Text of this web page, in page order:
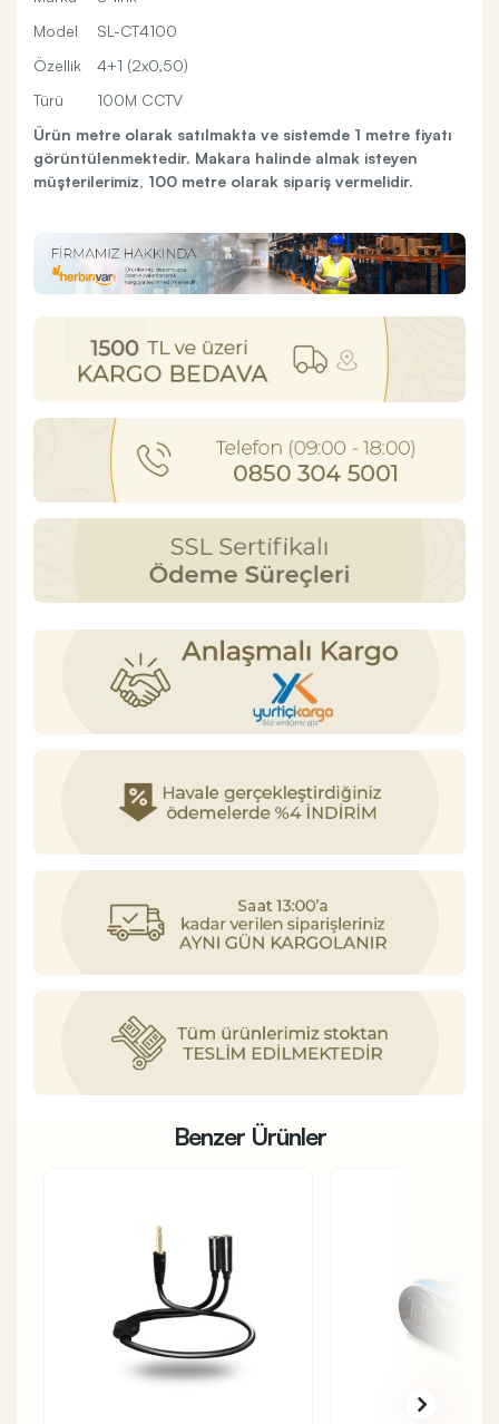
Model
SL-CT4100
Özellik
4+1 (2x0,50)
Türü
100M CCTV
Ürün metre olarak satılmakta ve sistemde 1 metre fiyatı
görüntülenmektedir. Makara halinde almak isteyen
müşterilerimiz, 100 metre olarak sipariş vermelidir.
Benzer Ürünler